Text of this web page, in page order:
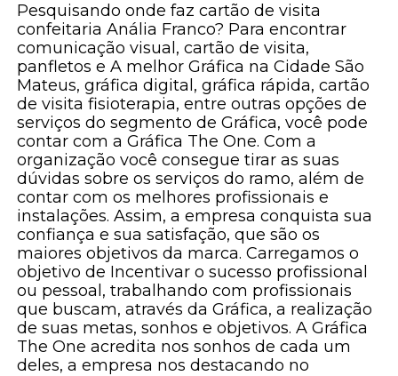
Pesquisando onde faz cartão de visita
confeitaria Anália Franco? Para encontrar
comunicação visual, cartão de visita,
panfletos e A melhor Gráfica na Cidade São
Mateus, gráfica digital, gráfica rápida, cartão
de visita fisioterapia, entre outras opções de
serviços do segmento de Gráfica, você pode
contar com a Gráfica The One. Com a
organização você consegue tirar as suas
dúvidas sobre os serviços do ramo, além de
contar com os melhores profissionais e
instalações. Assim, a empresa conquista sua
confiança e sua satisfação, que são os
maiores objetivos da marca. Carregamos o
objetivo de Incentivar o sucesso profissional
ou pessoal, trabalhando com profissionais
que buscam, através da Gráfica, a realização
de suas metas, sonhos e objetivos. A Gráfica
The One acredita nos sonhos de cada um
deles, a empresa nos destacando no